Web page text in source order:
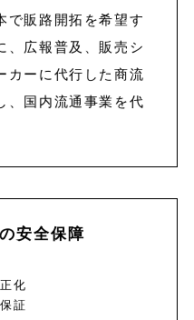
で販路開拓を希望す
、広報普及、販売シ
カーに代行した商流
、国内流通事業を代
安全保障
化
証